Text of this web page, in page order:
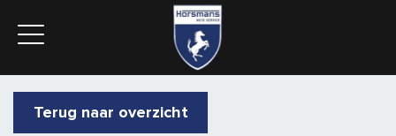
Terug naar overzicht